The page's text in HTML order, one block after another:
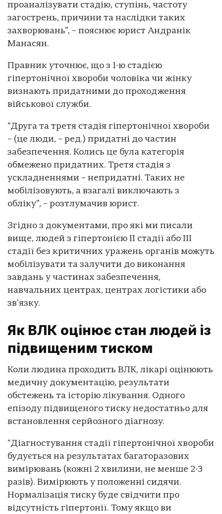
проаналізувати стадію, ступінь, частоту
загострень, причини та наслідки таких
захворювань”, – пояснює юрист Андранік
Манасян.
Правник уточнює, що з 1-ю стадією
гіпертонічної хвороби чоловіка чи жінку
визнають придатними до проходження
військової служби.
“Друга та третя стадія гіпертонічної хвороби
– (це люди, – ред.) придатні до частин
забезпечення. Колись це була категорія
обмежено придатних. Третя стадія з
ускладненнями – непридатні. Таких не
мобілізовують, а взагалі виключають з
обліку”, – розтлумачив юрист.
Згідно з документами, про які ми писали
вище, людей з гіпертонією II стадії або III
стадії без критичних уражень органів можуть
мобілізувати та залучити до виконання
завдань у частинах забезпечення,
навчальних центрах, центрах логістики або
зв’язку.
Як ВЛК оцінює стан людей із
підвищеним тиском
Коли людина проходить ВЛК, лікарі оцінюють
медичну документацію, результати
обстежень та історію лікування. Одного
епізоду підвищеного тиску недостатньо для
встановлення серйозного діагнозу.
“Діагностування стадії гіпертонічної хвороби
будується на результатах багаторазових
вимірювань (кожні 2 хвилини, не менше 2-3
разів). Вимірюють у положенні сидячи.
Нормалізація тиску буде свідчити про
відсутність гіпертонії. Тому якщо ви